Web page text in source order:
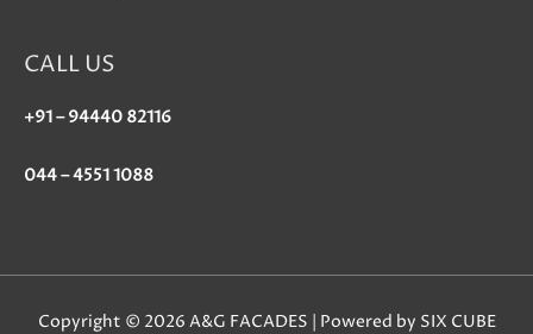
CALL US
+91 – 94440 82116
044 – 4551 1088
Copyright © 2026 A&G FACADES | Powered by SIX CUBE